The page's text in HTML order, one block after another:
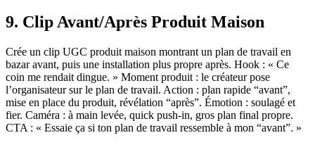
9. Clip Avant/Après Produit Maison
Crée un clip UGC produit maison montrant un plan de travail en
bazar avant, puis une installation plus propre après. Hook : « Ce
coin me rendait dingue. » Moment produit : le créateur pose
l’organisateur sur le plan de travail. Action : plan rapide “avant”,
mise en place du produit, révélation “après”. Émotion : soulagé et
fier. Caméra : à main levée, quick push-in, gros plan final propre.
CTA : « Essaie ça si ton plan de travail ressemble à mon “avant”. »